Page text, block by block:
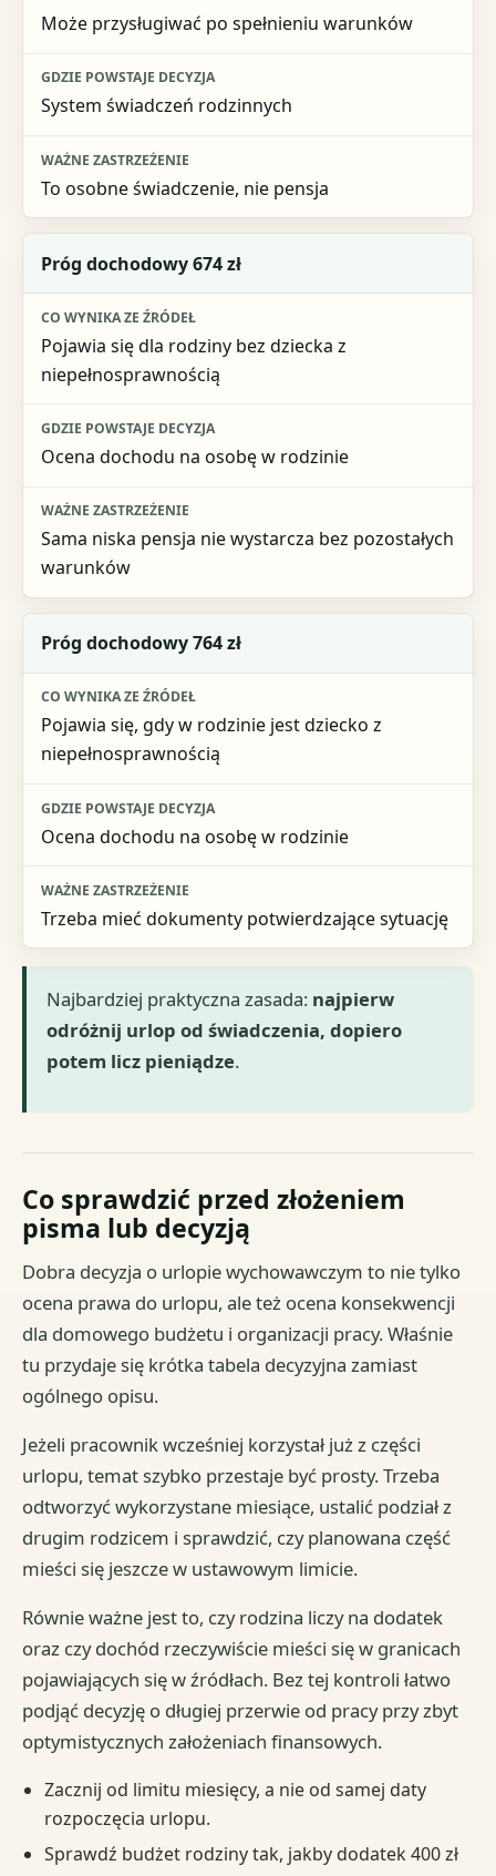
Może przysługiwać po spełnieniu warunków
System świadczeń rodzinnych
To osobne świadczenie, nie pensja
Próg dochodowy 674 zł
Pojawia się dla rodziny bez dziecka z
niepełnosprawnością
Ocena dochodu na osobę w rodzinie
Sama niska pensja nie wystarcza bez pozostałych
warunków
Próg dochodowy 764 zł
Pojawia się, gdy w rodzinie jest dziecko z
niepełnosprawnością
Ocena dochodu na osobę w rodzinie
Trzeba mieć dokumenty potwierdzające sytuację
Najbardziej praktyczna zasada: najpierw
odróżnij urlop od świadczenia, dopiero
potem licz pieniądze.
Co sprawdzić przed złożeniem
pisma lub decyzją
Dobra decyzja o urlopie wychowawczym to nie tylko
ocena prawa do urlopu, ale też ocena konsekwencji
dla domowego budżetu i organizacji pracy. Właśnie
tu przydaje się krótka tabela decyzyjna zamiast
ogólnego opisu.
Jeżeli pracownik wcześniej korzystał już z części
urlopu, temat szybko przestaje być prosty. Trzeba
odtworzyć wykorzystane miesiące, ustalić podział z
drugim rodzicem i sprawdzić, czy planowana część
mieści się jeszcze w ustawowym limicie.
Równie ważne jest to, czy rodzina liczy na dodatek
oraz czy dochód rzeczywiście mieści się w granicach
pojawiających się w źródłach. Bez tej kontroli łatwo
podjąć decyzję o długiej przerwie od pracy przy zbyt
optymistycznych założeniach finansowych.
Zacznij od limitu miesięcy, a nie od samej daty
rozpoczęcia urlopu.
Sprawdź budżet rodziny tak, jakby dodatek 400 zł